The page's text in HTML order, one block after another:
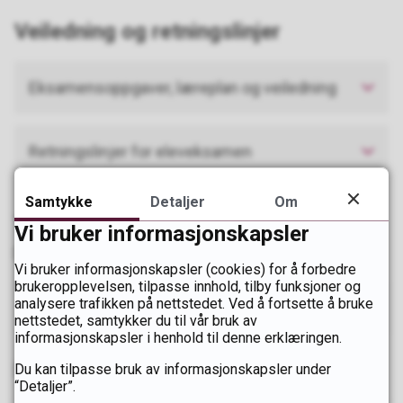
Veiledning og retningslinjer
Eksamensoppgaver, læreplan og veiledning
Retningslinjer for eleveksamen
Juks
Juks og konsekvenser av juks
NUS - Ny, utsatt og særskilt eksamen
Samtykke Detaljer Om
Vi bruker informasjonskapsler
Vi bruker informasjonskapsler (cookies) for å forbedre
brukeropplevelsen, tilpasse innhold, tilby funksjoner og
analysere trafikken på nettstedet. Ved å fortsette å bruke
nettstedet, samtykker du til vår bruk av
informasjonskapsler i henhold til denne erklæringen.
Du kan tilpasse bruk av informasjonskapsler under
“Detaljer”.